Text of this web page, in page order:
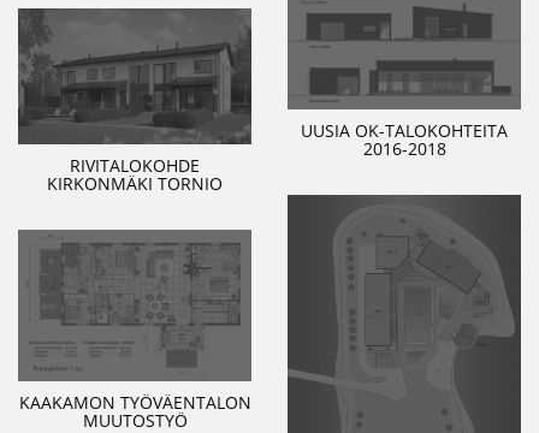
UUSIA OK-TALOKOHTEITA
2016-2018
RIVITALOKOHDE
KIRKONMÄKI TORNIO
KAAKAMON TYÖVÄENTALON
MUUTOSTYÖ